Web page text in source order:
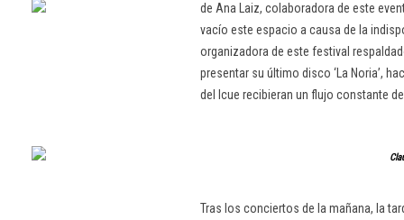
de Ana Laiz, colaboradora de este
vacío este espacio a causa de la
organizadora de este festival
presentar su último disco ‘La Noria’,
del Icue recibieran un flujo constante
Tras los conciertos de la mañana, la